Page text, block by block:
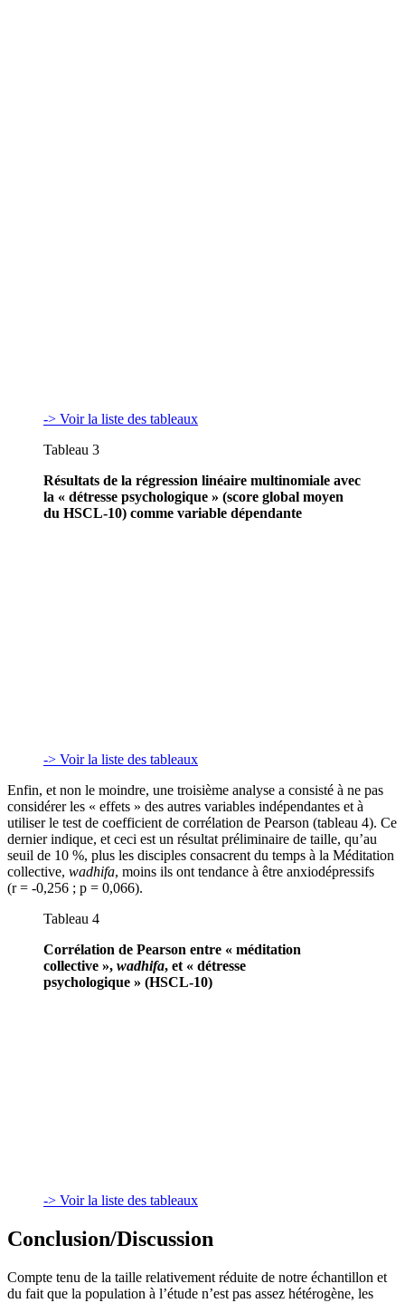
-> Voir la liste des tableaux
Tableau 3
Résultats de la régression linéaire multinomiale avec
la « détresse psychologique » (score global moyen
du HSCL-10) comme variable dépendante
-> Voir la liste des tableaux
Enfin, et non le moindre, une troisième analyse a consisté à ne pas
considérer les « effets » des autres variables indépendantes et à
utiliser le test de coefficient de corrélation de Pearson (tableau 4). Ce
dernier indique, et ceci est un résultat préliminaire de taille, qu’au
seuil de 10 %, plus les disciples consacrent du temps à la Méditation
collective, wadhifa, moins ils ont tendance à être anxiodépressifs
(r = -0,256 ; p = 0,066).
Tableau 4
Corrélation de Pearson entre « méditation
collective », wadhifa, et « détresse
psychologique » (HSCL-10)
-> Voir la liste des tableaux
Conclusion/Discussion
Compte tenu de la taille relativement réduite de notre échantillon et
du fait que la population à l’étude n’est pas assez hétérogène, les